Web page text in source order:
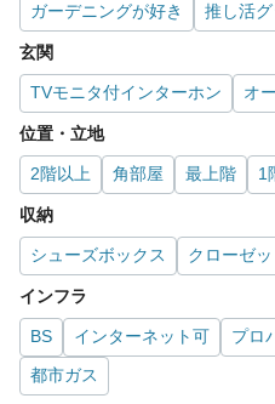
ガーデニングが好き 推し活
玄関
TVモニタ付インターホン オ
位置・立地
2階以上 角部屋 最上階 1
収納
シューズボックス クローゼッ
インフラ
BS インターネット可 プロ
都市ガス